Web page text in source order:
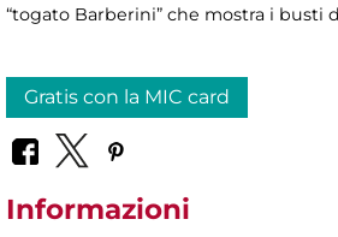
“togato Barberini” che mostra i busti
Gratis con la MIC card
Informazioni